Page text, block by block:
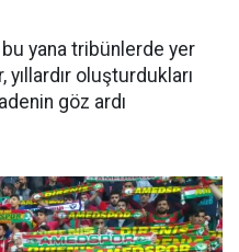
yana tribünlerde yer
yıllardır oluşturdukları
göz ardı